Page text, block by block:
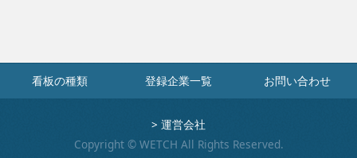
看板の種類 登録企業一覧 お問い合わせ
> 運営会社
Copyright © WETCH All Rights Reserved.